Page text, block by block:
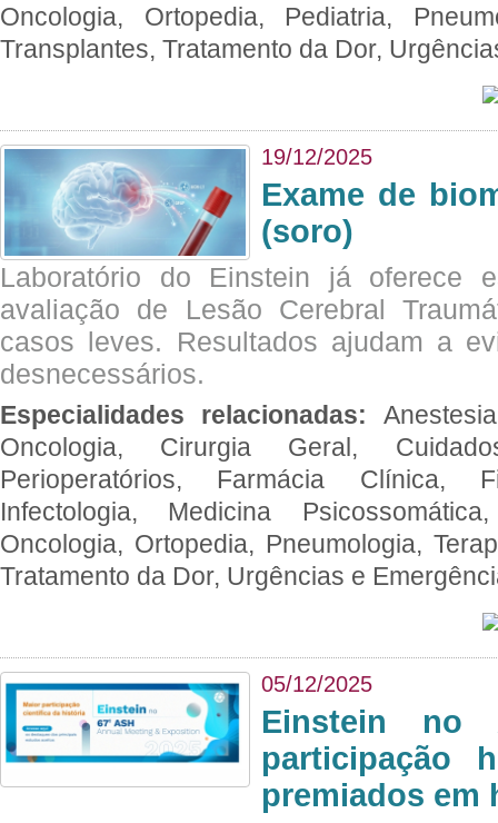
Oncologia, Ortopedia, Pediatria,
Transplantes, Tratamento da Dor,
19/12/2025
Exame de
(soro)
Laboratório do Einstein já oferece
avaliação de Lesão Cerebral
casos leves. Resultados ajudam a
desnecessários.
Especialidades relacionadas:
Oncologia, Cirurgia Geral,
Perioperatórios, Farmácia Clínica,
Infectologia, Medicina
Oncologia, Ortopedia, Pneumologia,
Tratamento da Dor, Urgências e
05/12/2025
Einstein no
participação
premiados em